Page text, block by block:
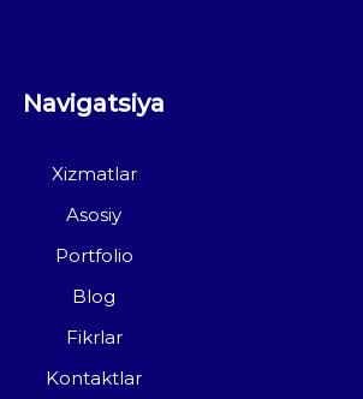
Navigatsiya
Xizmatlar
Asosiy
Portfolio
Blog
Fikrlar
Kontaktlar